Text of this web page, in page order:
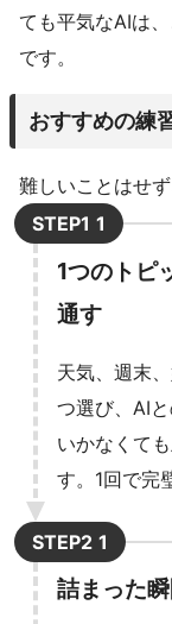
ても平気なAIは
です。
おすすめの練
難しいことはせ
STEP1
1つのトピ
通す
天気、週末
つ選び、AI
いかなくて
す。1回で完
STEP2
詰まった